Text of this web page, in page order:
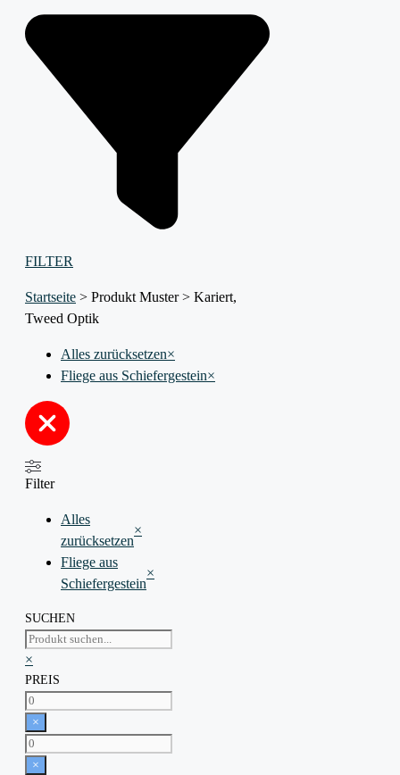
FILTER
Startseite > Produkt Muster> Kariert,
Tweed Optik
Alles zurücksetzen×
Fliege aus Schiefergestein×
Filter
Alles
zurücksetzen
×
Fliege aus
Schiefergestein
×
SUCHEN
Suchen
×
PREIS
×
×